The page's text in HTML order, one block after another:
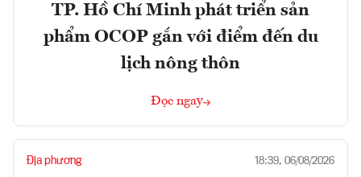
TP. Hồ Chí Minh phát triển sản
phẩm OCOP gắn với điểm đến du
lịch nông thôn
Đọc ngay
Địa phương 18:39, 06/08/2026